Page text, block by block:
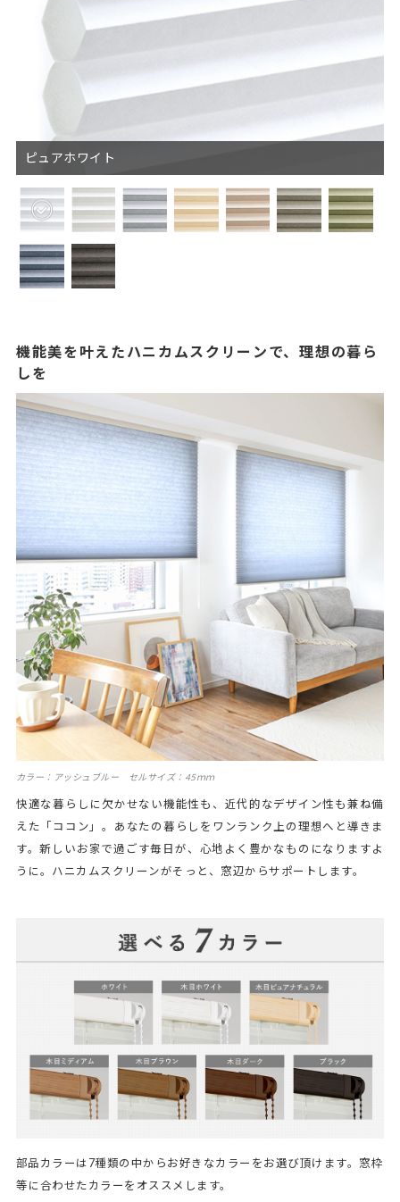
ピュアホワイト
機能美を叶えたハニカムスクリーンで、理想の暮ら
しを
カラー：アッシュブルー セルサイズ：45ｍｍ
快適な暮らしに欠かせない機能性も、近代的なデザイン性も兼ね備
えた「ココン」。あなたの暮らしをワンランク上の理想へと導きま
す。新しいお家で過ごす毎日が、心地よく豊かなものになりますよ
うに。ハニカムスクリーンがそっと、窓辺からサポートします。
部品カラーは7種類の中からお好きなカラーをお選び頂けます。窓枠
等に合わせたカラーをオススメします。